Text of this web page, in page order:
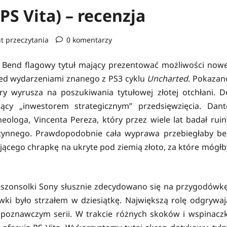
Vita) – recenzja
przeczytania 0 komentarzy
flagowy tytuł mający prezentować możliwości
wydarzeniami znanego z PS3 cyklu Uncharted.
wyrusza na poszukiwania tytułowej złotej otchłani.
„inwestorem strategicznym” przedsięwzięcia.
Vincenta Pereza, który przez wiele lat badał
Prawdopodobnie cała wyprawa przebiegłaby
chrapkę na ukryte pod ziemią złoto, za które
Sony słusznie zdecydowano się na
było strzałem w dziesiątkę. Największą rolę
serii. W trakcie różnych skoków i